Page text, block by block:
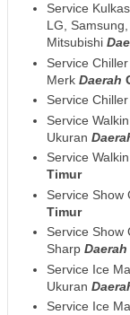
Service
LG,
Mitsubishi
Service
Merk Daerah
Service Chiller
Service
Ukuran
Service
Timur
Service Show
Timur
Service Show
Sharp Daerah
Service Ice
Ukuran
Service Ice